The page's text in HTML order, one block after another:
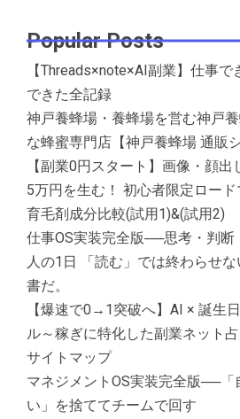
Popular Posts
【Threads×note×AI副業】仕事
できた全記録
神戸養蜂場・養蜂場を営む神戸
な蜂蜜専門店【神戸養蜂場 通販
【副業0円スタート】画像・顔出
5万円を生む！ 初心者限定ロー
育毛剤成分比較(試用1)&(試用2)
仕事OS実装完全版──思考・判断
人の1日 「読む」では終わらせ
書だ。
【爆速で0→1突破へ】AI × 誕生
ル～稼ぎに特化した副業ネット
サイトマップ
マネジメントOS実装完全版──「
い」を捨ててチームで回す